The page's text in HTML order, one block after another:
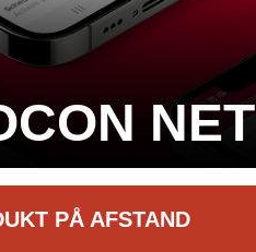
NET
PÅ AFSTAND